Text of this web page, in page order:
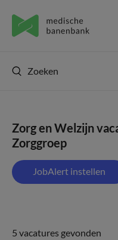
Zoeken
Zorg en Welzijn
Zorggroep
JobAlert instellen
5 vacatures gevonden